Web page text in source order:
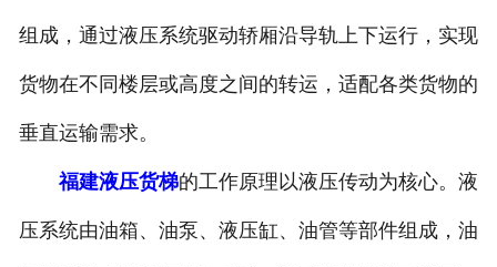
组成，通过液压系统驱动轿厢沿导轨上下运行，实现
货物在不同楼层或高度之间的转运，适配各类货物的
垂直运输需求。
福建液压货梯的工作原理以液压传动为核心。液
压系统由油箱、油泵、液压缸、油管等部件组成，油